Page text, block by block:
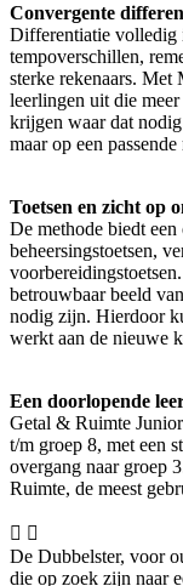
Convergente
Differentiatie volledig
tempoverschillen,
sterke rekenaars. Met
leerlingen uit die
krijgen waar dat
maar op een passende
Toetsen en zicht op
De methode biedt
beheersingstoetsen,
betrouwbaar beeld
nodig zijn. Hierdoor
werkt aan de nieuwe
Een doorlopende
Getal & Ruimte
t/m groep 8, met een
overgang naar groep
Ruimte, de meest
 
De Dubbelster, voor
die op zoek zijn naar